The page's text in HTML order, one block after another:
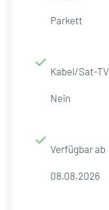
Parkett
Kabel/Sat-TV
Nein
Verfügbar ab
08.08.2026